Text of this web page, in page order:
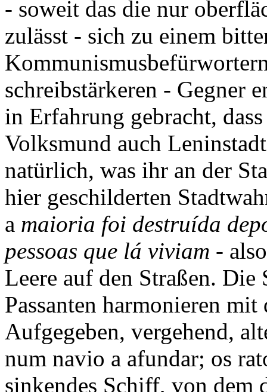
- soweit das die nur
zulässt - sich zu einem
schreibstärkeren - Gegner
in Erfahrung gebracht,
Volksmund auch
natürlich, was ihr an der
hier geschilderten
a maioria foi destruída
pessoas que lá viviam -
Leere auf den Straßen.
Passanten harmonieren
Aufgegeben, vergehend,
num navio a afundar; os
sinkendes Schiff, von dem